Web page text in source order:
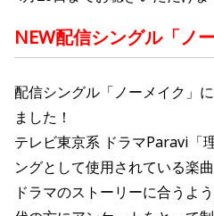
NEW配信シングル「ノ
配信シングル「ノーメイク 」
ました！
テレビ東京系 ドラマParavi「
ングとして使用されている楽曲
ドラマのストーリーに合うよ